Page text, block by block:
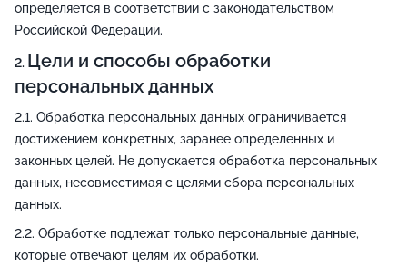
определяется в соответствии с законодательством
Российской Федерации.
Цели и способы обработки
персональных данных
Обработка персональных данных ограничивается
достижением конкретных, заранее определенных и
законных целей. Не допускается обработка персональных
данных, несовместимая с целями сбора персональных
данных.
Обработке подлежат только персональные данные,
которые отвечают целям их обработки.